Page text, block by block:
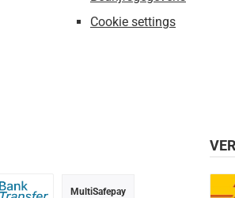
Cookie settings
MultiSafepay